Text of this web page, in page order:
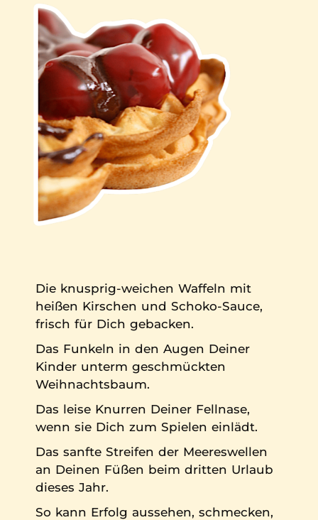
Die knusprig-weichen Waffeln mit
heißen Kirschen und Schoko-Sauce,
frisch für Dich gebacken.
Das Funkeln in den Augen Deiner
Kinder unterm geschmückten
Weihnachtsbaum.
Das leise Knurren Deiner Fellnase,
wenn sie Dich zum Spielen einlädt.
Das sanfte Streifen der Meereswellen
an Deinen Füßen beim dritten Urlaub
dieses Jahr.
So kann Erfolg aussehen, schmecken,